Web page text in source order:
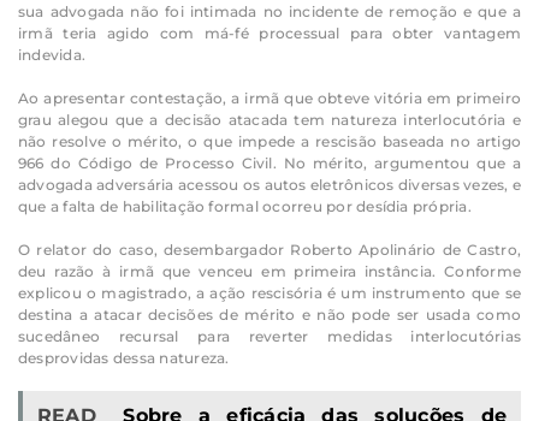
sua advogada não foi intimada no incidente de remoção e que a
irmã teria agido com má-fé processual para obter vantagem
indevida.
Ao apresentar contestação, a irmã que obteve vitória em primeiro
grau alegou que a decisão atacada tem natureza interlocutória e
não resolve o mérito, o que impede a rescisão baseada no artigo
966 do Código de Processo Civil. No mérito, argumentou que a
advogada adversária acessou os autos eletrônicos diversas vezes, e
que a falta de habilitação formal ocorreu por desídia própria.
O relator do caso, desembargador Roberto Apolinário de Castro,
deu razão à irmã que venceu em primeira instância. Conforme
explicou o magistrado, a ação rescisória é um instrumento que se
destina a atacar decisões de mérito e não pode ser usada como
sucedâneo recursal para reverter medidas interlocutórias
desprovidas dessa natureza.
READ
Sobre a eficácia das soluções de